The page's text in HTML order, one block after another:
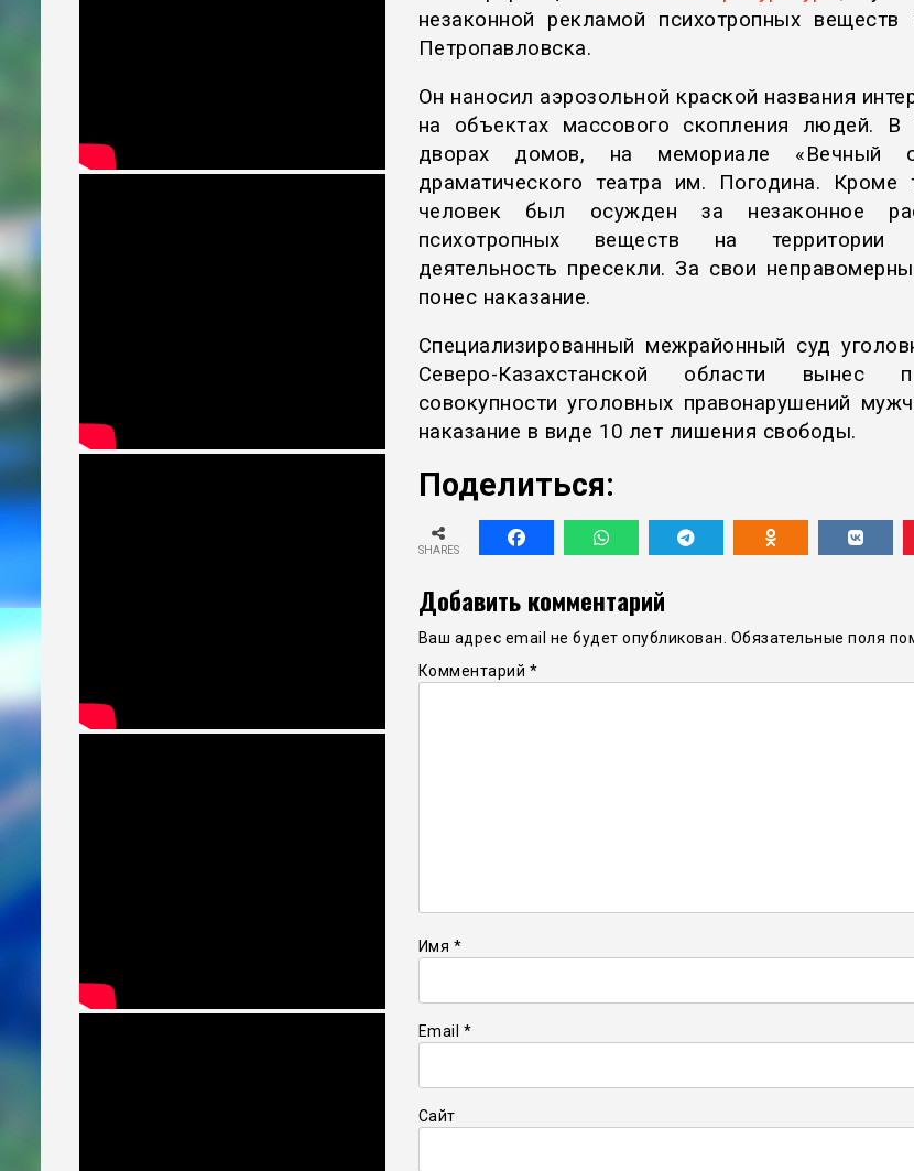
незаконной рекламой психотропных веществ
Петропавловска.
Он наносил аэрозольной краской названия
на объектах массового скопления людей.
дворах домов, на мемориале «Вечный
драматического театра им. Погодина. Кроме
человек был осужден за незаконное
психотропных веществ на территории
деятельность пресекли. За свои
понес наказание.
Специализированный межрайонный суд
Северо-Казахстанской области вынес
совокупности уголовных правонарушений
наказание в виде 10 лет лишения свободы.
Поделиться:
SHARES
Добавить комментарий
Ваш адрес email не будет опубликован. Обязательные поля
Комментарий *
Имя *
Email *
Сайт